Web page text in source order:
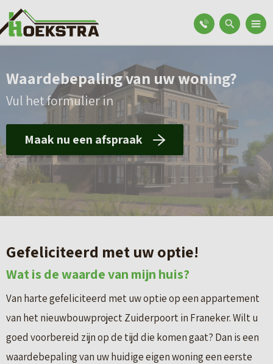
Waardebepaling van uw woning?
Vul het formulier in
Maak nu een afspraak
Gefeliciteerd met uw optie!
Wat is de waarde van mijn huis?
Van harte gefeliciteerd met uw optie op een appartement
van het nieuwbouwproject Zuiderpoort in Franeker. Wilt u
goed voorbereid zijn op de tijd die komen gaat? Dan is een
waardebepaling van uw huidige eigen woning een eerste